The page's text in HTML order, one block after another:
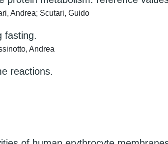
Andrea; Scutari, Guido
fasting.
Andrea
reactions.